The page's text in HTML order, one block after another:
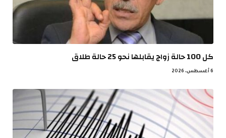
كل 100 حالة زواج يقابلها نحو 25 حالة طلاق
6 أغسطس، 2026